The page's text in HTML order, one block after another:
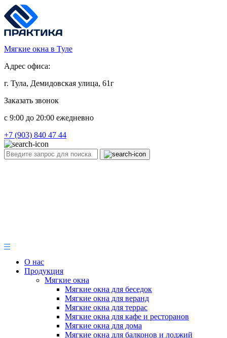
Мягкие окна в Туле
Адрес офиса:
г. Тула, Демидовская улица, 61г
Заказать звонок
c 9:00 до 20:00 ежедневно
+7 (903) 840 47 44
О нас
Продукция
Мягкие окна
Мягкие окна для беседок
Мягкие окна для веранд
Мягкие окна для террас
Мягкие окна для кафе и ресторанов
Мягкие окна для дома
Мягкие окна для балконов и лоджий